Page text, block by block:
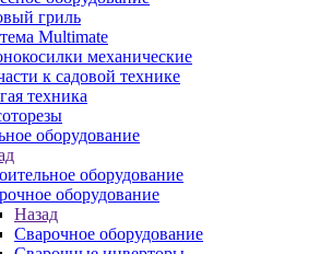
гриль
Multimate
механические
к садовой технике
техника
оборудование
оборудование
оборудование
Назад
Сварочное оборудование